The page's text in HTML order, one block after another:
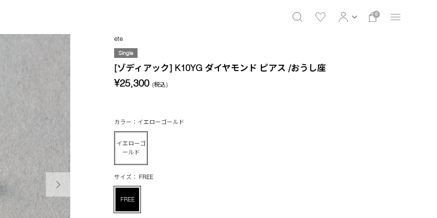
0
ete
Single
[ゾディアック] K10YG ダイヤモンド ピアス /おうし座
¥25,300 (税込)
カラー：イエローゴールド
イエローゴ
ールド
サイズ： FREE
FREE